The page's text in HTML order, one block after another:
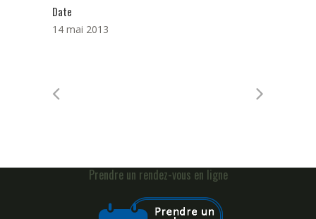
Date
14 mai 2013
Prendre un rendez-vous en ligne